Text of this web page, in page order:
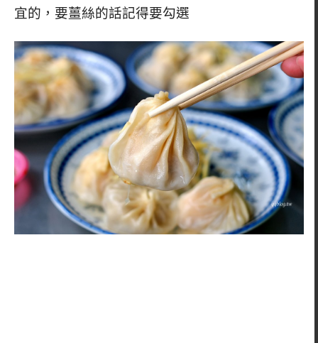
宜的，要薑絲的話記得要勾選